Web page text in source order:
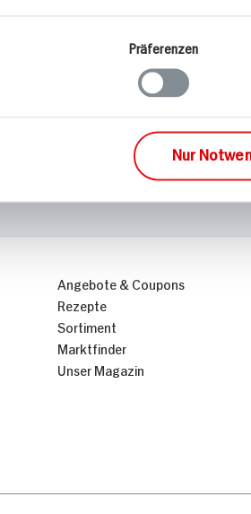
Präferenzen
Nur
Zum
Angebote & Coupons
Rezepte
Sortiment
Marktfinder
Unser Magazin